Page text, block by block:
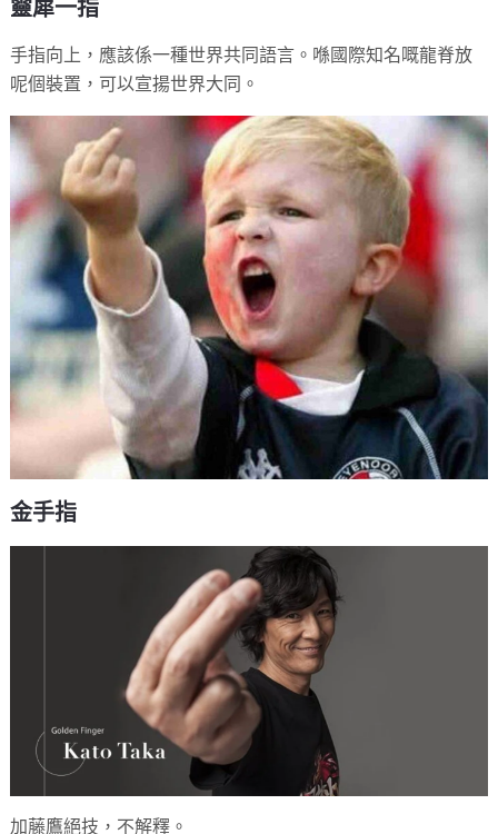
靈犀一指
手指向上，應該係一種世界共同語言。喺國際知名嘅龍脊放
呢個裝置，可以宣揚世界大同。
金手指
加藤鷹絕技，不解釋。